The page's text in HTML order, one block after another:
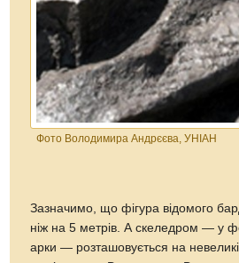
Фото Володимира Андрєєва, УНІАН
Зазначимо, що фігура відомого
ніж на 5 метрів. А скеледром — у
арки — розташовується на